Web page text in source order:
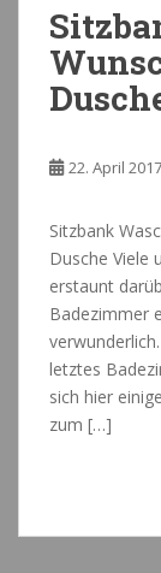
22. April 2017
Sitzbank
Dusche Viele
erstaunt
Badezimmer
letztes
sich hier
zum […]